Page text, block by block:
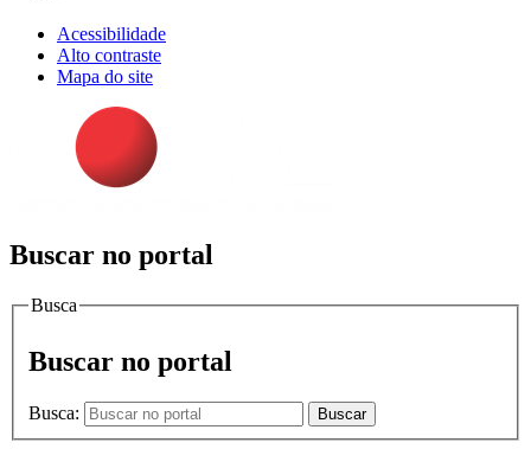
Acessibilidade
Alto contraste
Mapa do site
Buscar no portal
Busca
Buscar no portal
Busca: Buscar